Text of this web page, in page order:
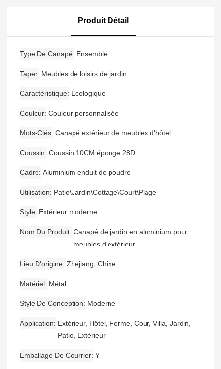
Moderne En AluminiumProduit Détail
Type De Canapé Ensemble
Taper Meubles de loisirs de jardin
Caractéristique Écologique
Couleur Couleur personnalisée
Mots-Clés Canapé extérieur de meubles d'hôtel
Coussin Coussin 10CM éponge 28D
Cadre Aluminium enduit de poudre
Utilisation Patio\Jardin\Cottage\Court\Plage
Style Extérieur moderne
Nom Du Produit Canapé de jardin en aluminium pour
meubles d'extérieur
Lieu D'origine Zhejiang, Chine
Matériel Métal
Style De Conception Moderne
Application
Extérieur, Hôtel, Ferme, Cour, Villa, Jardin,
Patio, Extérieur
Emballage De Courrier Y